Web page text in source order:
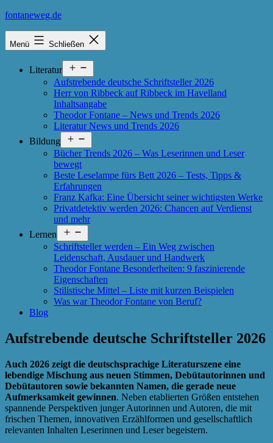
Zum
springen
fontaneweg.de
Menü Schließen
Literatur
öffnen
Aufstrebende deutsche Schriftsteller 2026
Herr von Ribbeck auf Ribbeck im Havelland
Inhaltsangabe
Theodor Fontane – News und Trends 2026
Literatur News und Trends 2026
Bildung
öffnen
Bücher Trends 2026 – Was Leserinnen und Leser
bewegt
Beste Leselampe fürs Bett 2026 – Tests, Tipps &
Erfahrungen
Franz Kafka: Eine Übersicht seiner wichtigsten Werke
Privatdetektiv werden 2026: Chancen auf Verdienst
und mehr
Lernen
öffnen
Schriftsteller werden – Ein Weg zwischen
Leidenschaft, Ausdauer und Handwerk
Theodor Fontane Besonderheiten: 9 faszinierende
Eigenschaften
Stilistische Mittel – Liste mit kurzen Beispielen
Was war Theodor Fontane von Beruf?
Blog
Aufstrebende deutsche Schriftsteller 2026
Auch 2026 zeigt die deutschsprachige Literaturszene eine
lebendige Mischung aus neuen Stimmen, Debütautorinnen und
Debütautoren sowie bekannten Namen, die gerade neue
Aufmerksamkeit gewinnen. Neben etablierten Größen entstehen
spannende Perspektiven junger Autorinnen und Autoren, die mit
frischen Themen, innovativen Erzählformen und gesellschaftlich
relevanten Inhalten Leserinnen und Leser begeistern.